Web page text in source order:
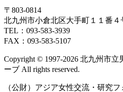
ト)
日
ベ
ン
ト)
日 日
ン
ト)
〒803‐0814
北九州市小倉北区大手町１１番４
TEL：093‐583‐3939
FAX：093‐583‐5107
Copyright © 1997‐2026 北九州市
ーブ All rights reserved.
（公財）アジア女性交流・研究